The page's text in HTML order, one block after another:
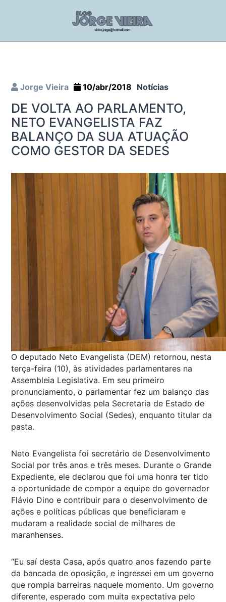
Jorge Vieira 10/abr/2018 Notícias
DE VOLTA AO PARLAMENTO,
NETO EVANGELISTA FAZ
BALANÇO DA SUA ATUAÇÃO
COMO GESTOR DA SEDES
O deputado Neto Evangelista (DEM) retornou, nesta
terça-feira (10), às atividades parlamentares na
Assembleia Legislativa. Em seu primeiro
pronunciamento, o parlamentar fez um balanço das
ações desenvolvidas pela Secretaria de Estado de
Desenvolvimento Social (Sedes), enquanto titular da
pasta.
Neto Evangelista foi secretário de Desenvolvimento
Social por três anos e três meses. Durante o Grande
Expediente, ele declarou que foi uma honra ter tido
a oportunidade de compor a equipe do governador
Flávio Dino e contribuir para o desenvolvimento de
ações e políticas públicas que beneficiaram e
mudaram a realidade social de milhares de
maranhenses.
“Eu saí desta Casa, após quatro anos fazendo parte
da bancada de oposição, e ingressei em um governo
que rompia barreiras naquele momento. Um governo
diferente, esperado com muita expectativa pelo